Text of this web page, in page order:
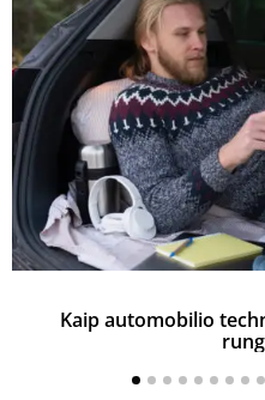
Kaip automobilio